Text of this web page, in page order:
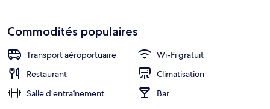
Commodités populaires
Transport aéroportuaire
Wi-Fi gratuit
Restaurant
Climatisation
Salle d’entraînement
Bar